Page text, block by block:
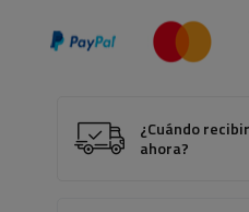
¿Cuándo
ahora?